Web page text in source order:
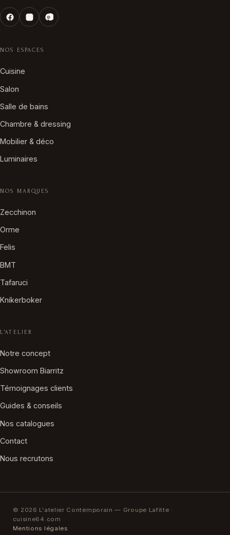
NOS ESPACES
Cuisine
Salon
Salle de bains
Chambre & dressing
Mobilier & déco
Luminaires
NOS MARQUES
Zecchinon
Orme
Felis
BMT
Tafaruci
Knikerboker
L'ATELIER
Notre concept
Showroom Biarritz
Témoignages clients
Guides & conseils
Nos catalogues
Contact
Nous recrutons
© 2026 L'atelier Contemporain — Groupe Lafitte ·
cuisine64.com
Mentions légales